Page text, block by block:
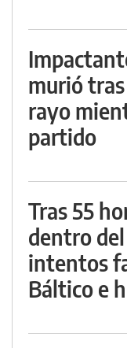
murió
rayo
partido
Tras 55
dentro
intentos
Báltico e